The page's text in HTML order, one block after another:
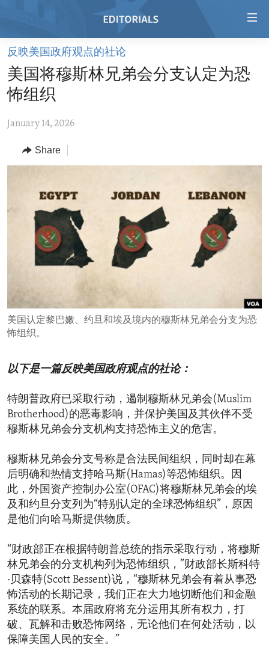
Skip
main
content
to
Navigation
Skip
HOME
VIDEO
REGIONS
AFRICA
ASIA
EUROPE
MIDDLE EAST
TOPICS
SECURITY AND DEFENSE
AID AND DEVELOPMENT
DEMOCRACY AND GOVERNANCE
ECONOMY AND TRADE
ENVIRONMENT AND HEALTH
IDEALS AND INSTITUTIONS
ABOUT US
FOLLOW US
反映美国政府观点的社论
美国将穆斯林兄弟会分支认定为恐
怖组织
January 14, 2026
Share
美国认定黎巴嫩、约旦和埃及境内的穆斯林兄弟会分支为恐
怖组织。
以下是一篇反映美国政府观点的社论：
特朗普政府已采取行动，遏制穆斯林兄弟会(Muslim
Brotherhood)的恶毒影响，并保护美国及其伙伴不受
穆斯林兄弟会分支机构支持恐怖主义的危害。
穆斯林兄弟会分支号称是合法民间组织，同时却在幕
后明确和热情支持哈马斯(Hamas)等恐怖组织。因
此，外国资产控制办公室(OFAC)将穆斯林兄弟会的埃
及和约旦分支列为“特别认定的全球恐怖组织”，原因
是他们向哈马斯提供物质。
“财政部正在根据特朗普总统的指示采取行动，将穆斯
林兄弟会的分支机构列为恐怖组织，”财政部长斯科特
·贝森特(Scott Bessent)说，“穆斯林兄弟会有着从事恐
怖活动的长期记录，我们正在大力地切断他们和金融
系统的联系。本届政府将充分运用其所有权力，打
破、瓦解和击败恐怖网络，无论他们在何处活动，以
保障美国人民的安全。”